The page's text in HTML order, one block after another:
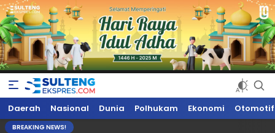
Sultengekspres.com
Berita Seputar Sulteng Hari Ini, Update Terkini, Suaranya Rakyat
Sulteng
Daerah Nasional Dunia Polhukam Ekonomi Otomotif
BREAKING NEWS!